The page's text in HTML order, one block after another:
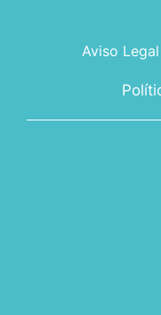
Aviso Legal